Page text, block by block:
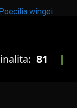
wingei
81 |